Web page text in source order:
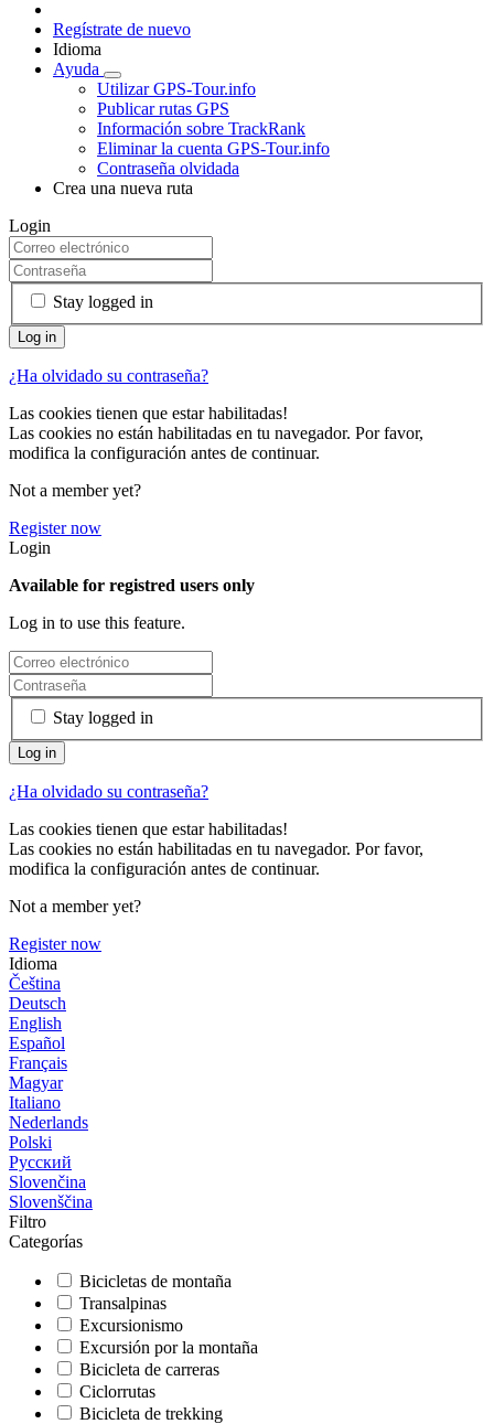
Regístrate de nuevo
Idioma
Ayuda
Utilizar GPS-Tour.info
Publicar rutas GPS
Información sobre TrackRank
Eliminar la cuenta GPS-Tour.info
Contraseña olvidada
Crea una nueva ruta
Login
Stay logged in
¿Ha olvidado su contraseña?
Las cookies tienen que estar habilitadas!
Las cookies no están habilitadas en tu navegador. Por favor,
modifica la configuración antes de continuar.
Not a member yet?
Register now
Login
Available for registred users only
Log in to use this feature.
Stay logged in
¿Ha olvidado su contraseña?
Las cookies tienen que estar habilitadas!
Las cookies no están habilitadas en tu navegador. Por favor,
modifica la configuración antes de continuar.
Not a member yet?
Register now
Idioma
Čeština
Deutsch
English
Español
Français
Magyar
Italiano
Nederlands
Polski
Русский
Slovenčina
Slovenščina
Filtro
Categorías
Bicicletas de montaña
Transalpinas
Excursionismo
Excursión por la montaña
Bicicleta de carreras
Ciclorrutas
Bicicleta de trekking